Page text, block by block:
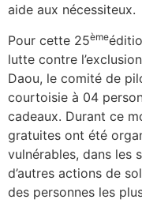
aide aux nécessiteux.
Pour cette 25ème
lutte contre
Daou, le comité de
courtoisie à 04
cadeaux. Durant ce
gratuites ont été
vulnérables, dans les
d’autres actions de
des personnes les